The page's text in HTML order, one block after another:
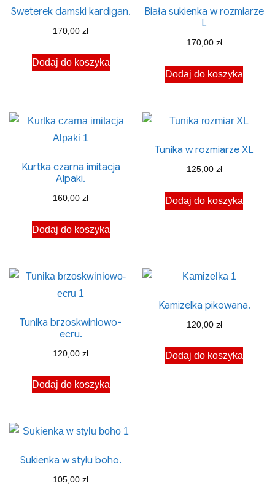
Sweterek damski kardigan.
170,00zł
Dodaj do koszyka
Biała sukienka w rozmiarze
L
170,00 zł
Dodaj do koszyka
Kurtka czarna imitacja
Alpaki.
160,00zł
Dodaj do koszyka
Tunika w rozmiarze XL
125,00 zł
Dodaj do koszyka
Tunika brzoskwiniowo-
ecru.
120,00zł
Dodaj do koszyka
Kamizelka pikowana.
120,00 zł
Dodaj do koszyka
Sukienka w stylu boho.
105,00zł